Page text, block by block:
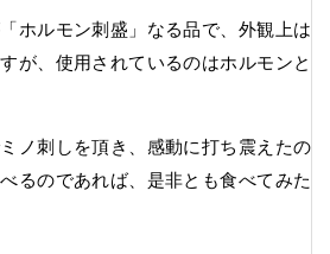
ホルモン刺盛」なる品で、外観上は
が、使用されているのはホルモンと
ノ刺しを頂き、感動に打ち震えたの
るのであれば、是非とも食べてみた